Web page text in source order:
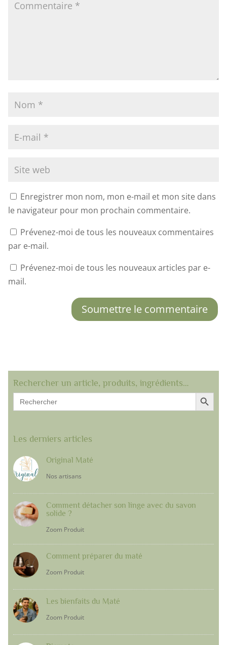
Enregistrer mon nom, mon e-mail et mon site dans
le navigateur pour mon prochain commentaire.
Prévenez-moi de tous les nouveaux commentaires
par e-mail.
Prévenez-moi de tous les nouveaux articles par e-
mail.
Soumettre le commentaire
Rechercher un article, produits, ingrédients…
Search
for:
Search Button
Les derniers articles
Original Maté
Nos artisans
Comment détacher son linge avec du savon
solide ?
Zoom Produit
Comment préparer du maté
Zoom Produit
Les bienfaits du Maté
Zoom Produit